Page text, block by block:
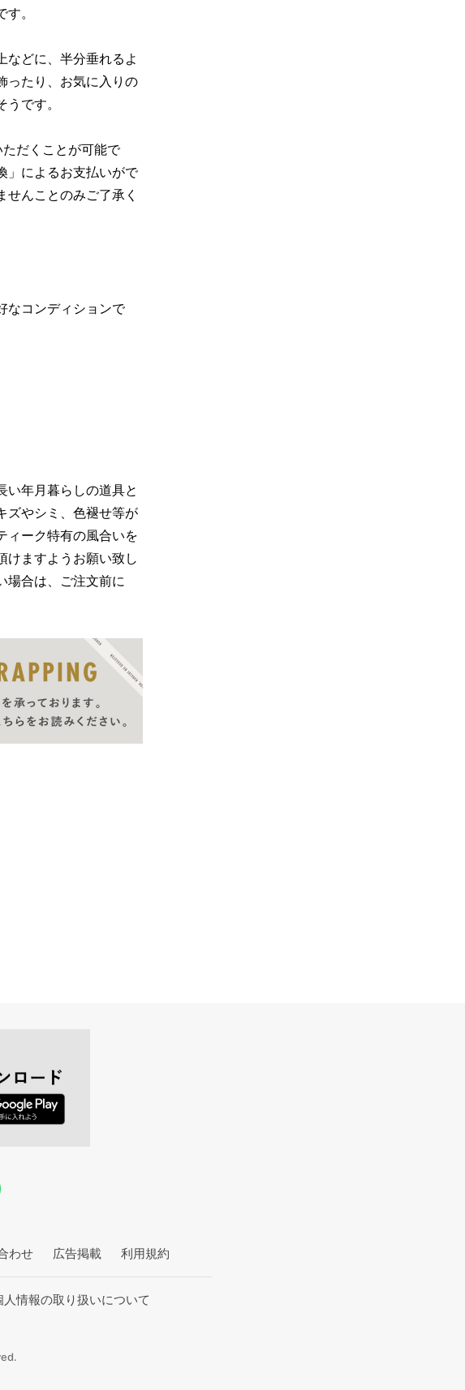
。
などに、半分垂れるよ
ったり、お気に入りの
です。
だくことが可能で
」によるお支払いがで
んことのみご了承く
コンディションで
い年月暮らしの道具と
ズやシミ、色褪せ等が
ィーク特有の風合いを
けますようお願い致し
場合は、ご注文前に
わせ 広告掲載 利用規約
人情報の取り扱いについて